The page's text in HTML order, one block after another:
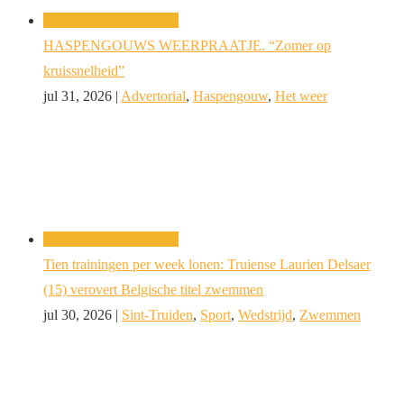
HASPENGOUWS WEERPRAATJE. “Zomer op
kruissnelheid”
jul 31, 2026 | Advertorial, Haspengouw, Het weer
Tien trainingen per week lonen: Truiense Laurien Delsaer
(15) verovert Belgische titel zwemmen
jul 30, 2026 | Sint-Truiden, Sport, Wedstrijd, Zwemmen